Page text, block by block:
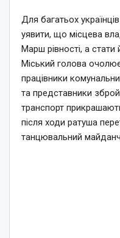
Для багатьох
уявити, що місцева
Марш рівності, а
Міський голова
працівники
та представники
транспорт
після ходи ратуша
танцювальний